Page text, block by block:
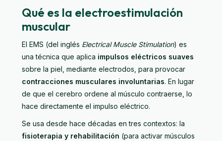
Qué es la electroestimulación
muscular
El EMS (del inglés Electrical Muscle Stimulation) es
una técnica que aplica impulsos eléctricos suaves
sobre la piel, mediante electrodos, para provocar
contracciones musculares involuntarias. En lugar
de que el cerebro ordene al músculo contraerse, lo
hace directamente el impulso eléctrico.
Se usa desde hace décadas en tres contextos: la
fisioterapia y rehabilitación (para activar músculos